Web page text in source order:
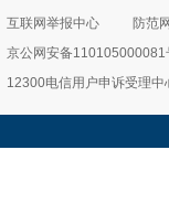
互联网举报中心
防范
京公网安备110105000081
12300电信用户申诉受理中